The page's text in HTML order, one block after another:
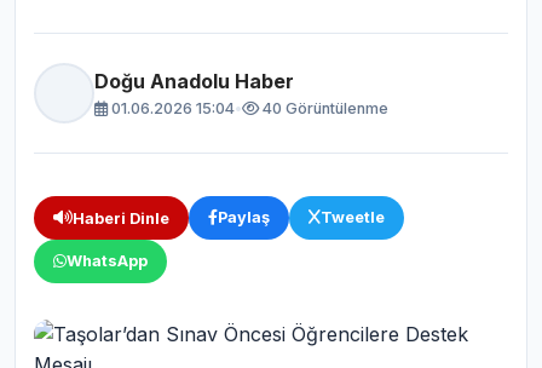
Doğu Anadolu Haber
01.06.2026 15:04• 40 Görüntülenme
Haberi Dinle Paylaş Tweetle
WhatsApp